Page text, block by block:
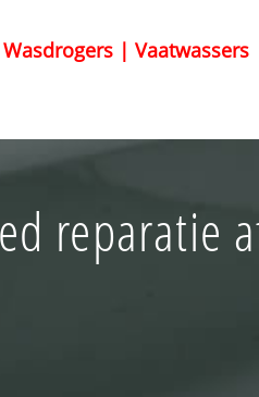
| Vaatwassers
reparatie